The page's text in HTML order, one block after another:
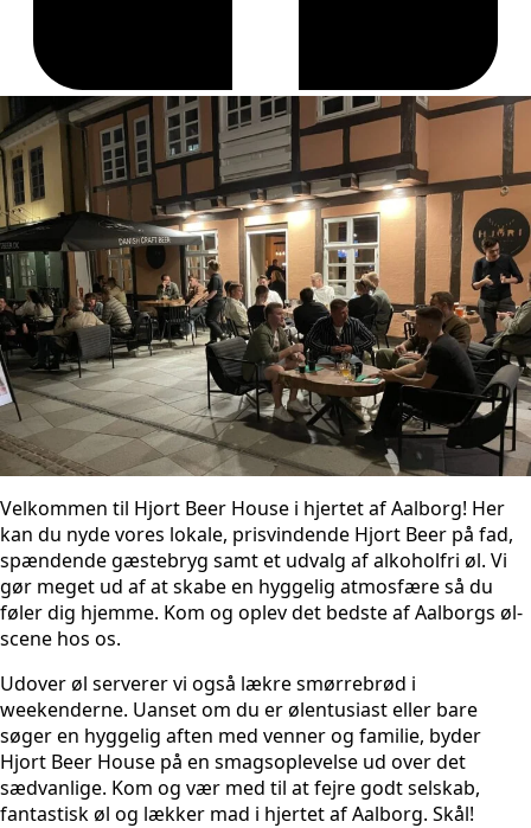
Velkommen til Hjort Beer House i hjertet af Aalborg! Her
kan du nyde vores lokale, prisvindende Hjort Beer på fad,
spændende gæstebryg samt et udvalg af alkoholfri øl. Vi
gør meget ud af at skabe en hyggelig atmosfære så du
føler dig hjemme. Kom og oplev det bedste af Aalborgs øl-
scene hos os.
Udover øl serverer vi også lækre smørrebrød i
weekenderne. Uanset om du er ølentusiast eller bare
søger en hyggelig aften med venner og familie, byder
Hjort Beer House på en smagsoplevelse ud over det
sædvanlige. Kom og vær med til at fejre godt selskab,
fantastisk øl og lækker mad i hjertet af Aalborg. Skål!